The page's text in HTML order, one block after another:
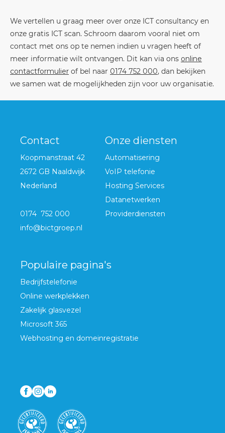
We vertellen u graag meer over onze ICT consultancy en
onze gratis ICT scan. Schroom daarom vooral niet om
contact met ons op te nemen indien u vragen heeft of
meer informatie wilt ontvangen. Dit kan via ons online
contactformulier of bel naar 0174 752 000, dan bekijken
we samen wat de mogelijkheden zijn voor uw organisatie.
Contact
Koopmanstraat 42
2672 GB Naaldwijk
Nederland
0174 752 000
info@bictgroep.nl
Onze diensten
Automatisering
VoIP telefonie
Hosting Services
Datanetwerken
Providerdiensten
Populaire pagina's
Bedrijfstelefonie
Online werkplekken
Zakelijk glasvezel
Microsoft 365
Webhosting en domeinregistratie